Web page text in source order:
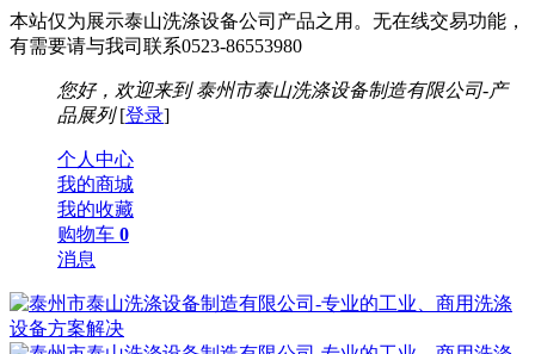
本站仅为展示泰山洗涤设备公司产品之用。无在线交易功能，
有需要请与我司联系0523-86553980
您好，欢迎来到 泰州市泰山洗涤设备制造有限公司-产
品展列[登录]
个人中心
我的商城
我的收藏
购物车 0
消息